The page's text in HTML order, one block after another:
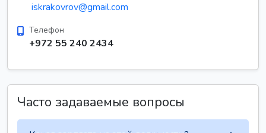
iskrakovrov@gmail.com
Телефон
+972 55 240 2434
Часто задаваемые вопросы